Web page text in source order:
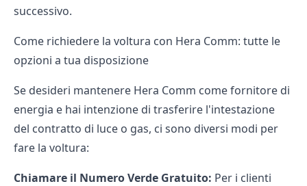
successivo.
Come richiedere la voltura con Hera Comm: tutte le
opzioni a tua disposizione
Se desideri mantenere Hera Comm come fornitore di
energia e hai intenzione di trasferire l'intestazione
del contratto di luce o gas, ci sono diversi modi per
fare la voltura:
Chiamare il Numero Verde Gratuito: Per i clienti